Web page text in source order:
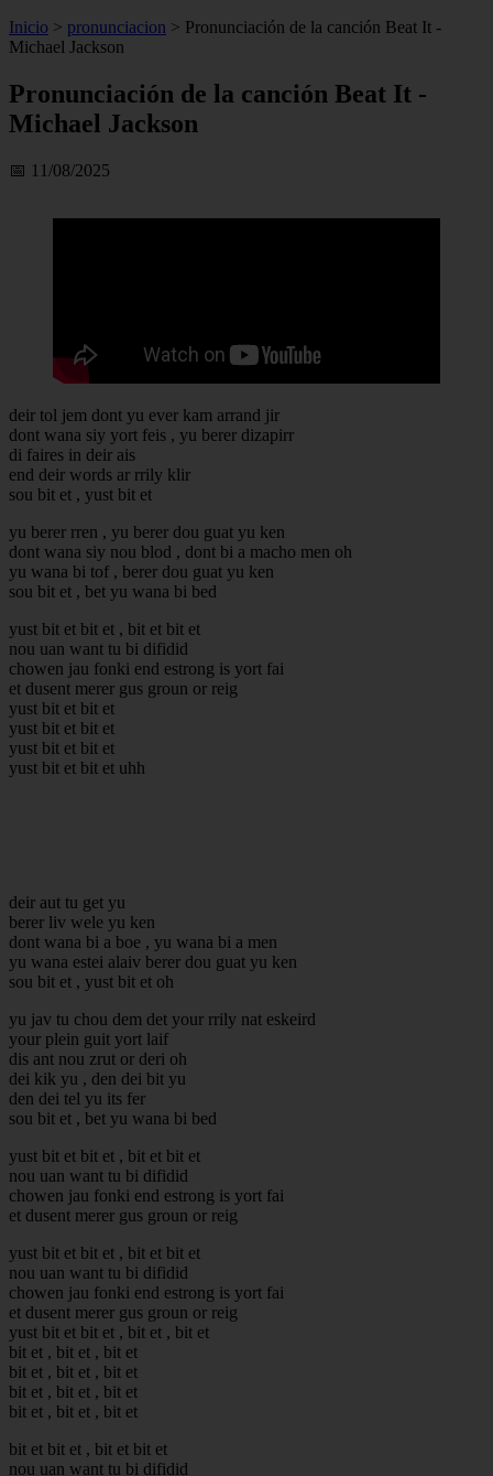
Inicio > pronunciacion > Pronunciación de la canción Beat It -
Michael Jackson
Pronunciación de la canción Beat It -
Michael Jackson
📅 11/08/2025
deir tol jem dont yu ever kam arrand jir
dont wana siy yort feis , yu berer dizapirr
di faires in deir ais
end deir words ar rrily klir
sou bit et , yust bit et
yu berer rren , yu berer dou guat yu ken
dont wana siy nou blod , dont bi a macho men oh
yu wana bi tof , berer dou guat yu ken
sou bit et , bet yu wana bi bed
yust bit et bit et , bit et bit et
nou uan want tu bi difidid
chowen jau fonki end estrong is yort fai
et dusent merer gus groun or reig
yust bit et bit et
yust bit et bit et
yust bit et bit et
yust bit et bit et uhh
deir aut tu get yu
berer liv wele yu ken
dont wana bi a boe , yu wana bi a men
yu wana estei alaiv berer dou guat yu ken
sou bit et , yust bit et oh
yu jav tu chou dem det your rrily nat eskeird
your plein guit yort laif
dis ant nou zrut or deri oh
dei kik yu , den dei bit yu
den dei tel yu its fer
sou bit et , bet yu wana bi bed
yust bit et bit et , bit et bit et
nou uan want tu bi difidid
chowen jau fonki end estrong is yort fai
et dusent merer gus groun or reig
yust bit et bit et , bit et bit et
nou uan want tu bi difidid
chowen jau fonki end estrong is yort fai
et dusent merer gus groun or reig
yust bit et bit et , bit et , bit et
bit et , bit et , bit et
bit et , bit et , bit et
bit et , bit et , bit et
bit et , bit et , bit et
bit et bit et , bit et bit et
nou uan want tu bi difidid